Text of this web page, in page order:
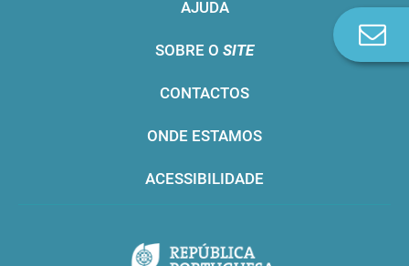
AJUDA
SOBRE O SITE
CONTACTOS
ONDE ESTAMOS
ACESSIBILIDADE